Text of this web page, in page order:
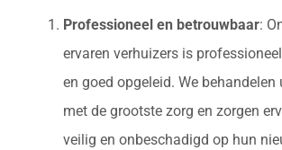
Professioneel en betrouwbaar:
ervaren verhuizers is
en goed opgeleid. We
met de grootste zorg en zorgen
veilig en onbeschadigd op hun